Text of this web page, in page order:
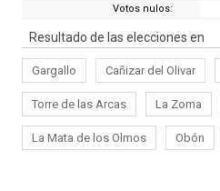
Votos nulos:
Resultado de las elecciones en
Gargallo Cañizar del Olivar
Torre de las Arcas La Zoma
La Mata de los Olmos Obón